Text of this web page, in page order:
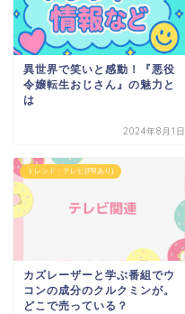
異世界で笑いと感動！『悪役
令嬢転生おじさん』の魅力と
は
2024年8月1日
トレンド・テレビ(PRあり)
カズレーザーと学ぶ番組でウ
コンの成分のクルクミンが。
どこで売っている？